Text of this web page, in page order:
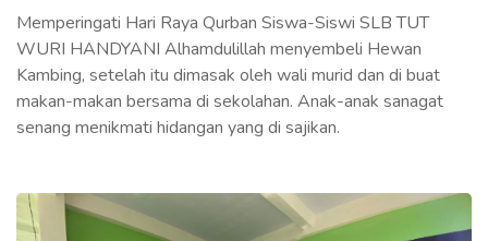
Memperingati Hari Raya Qurban Siswa-Siswi SLB TUT
WURI HANDYANI Alhamdulillah menyembeli Hewan
Kambing, setelah itu dimasak oleh wali murid dan di buat
makan-makan bersama di sekolahan. Anak-anak sanagat
senang menikmati hidangan yang di sajikan.